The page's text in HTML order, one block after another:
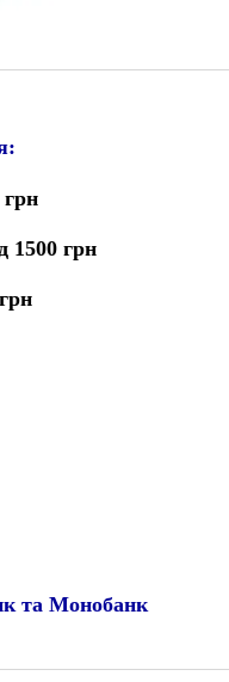
1500 грн
та Монобанк